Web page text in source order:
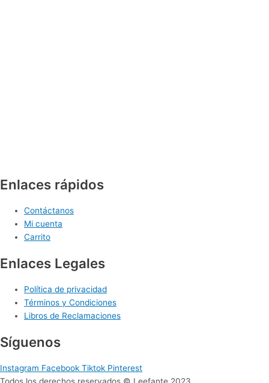
Enlaces rápidos
Contáctanos
Mi cuenta
Carrito
Enlaces Legales
Política de privacidad
Términos y Condiciones
Libros de Reclamaciones
Síguenos
Instagram Facebook Tiktok Pinterest